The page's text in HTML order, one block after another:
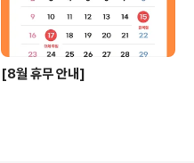
[8월 휴무 안내]